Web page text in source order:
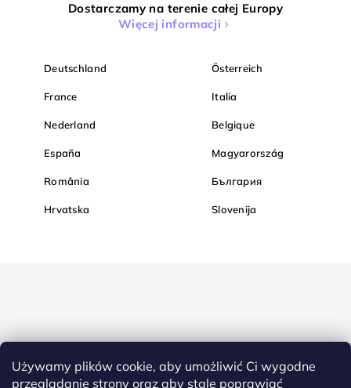
Używamy plików cookie, aby umożliwić Ci wygodne
przeglądanie strony oraz aby stale poprawiać
Dostarczamy na terenie całej Europy
Więcej informacji
Deutschland Österreich
France Italia
Nederland Belgique
España Magyarország
România България
Hrvatska Slovenija